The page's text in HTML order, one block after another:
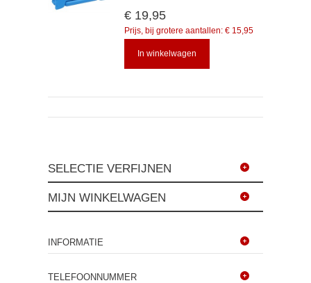
€ 19,95
Prijs, bij grotere aantallen: € 15,95
In winkelwagen
SELECTIE VERFIJNEN
MIJN WINKELWAGEN
INFORMATIE
TELEFOONNUMMER